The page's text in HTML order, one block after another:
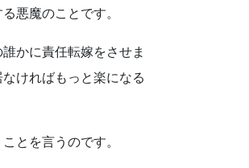
悪魔のことです。
かに責任転嫁をさせま
ければもっと楽になる
とを言うのです。